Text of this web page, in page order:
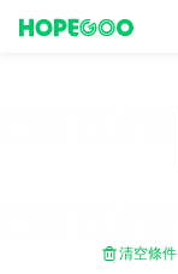
清空條件